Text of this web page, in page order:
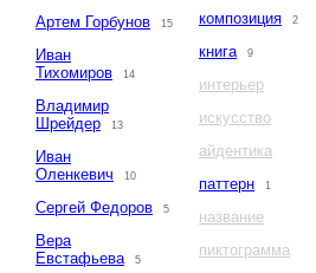
Артем Горбунов 15
Иван
Тихомиров
14
Владимир
Шрейдер
13
Иван
Оленкевич
10
Сергей Федоров 5
Вера
Евстафьева
5
композиция
2
книга 9
интерьер
искусство
айдентика
паттерн
1
название
пиктограмма